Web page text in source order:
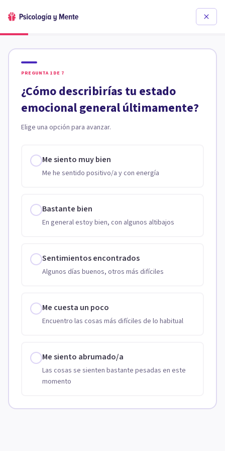
PREGUNTA 1 DE 7
¿Cómo describirías tu estado
emocional general últimamente?
Elige una opción para avanzar.
Me siento muy bien
Me he sentido positivo/a y con energía
Bastante bien
En general estoy bien, con algunos altibajos
Sentimientos encontrados
Algunos días buenos, otros más difíciles
Me cuesta un poco
Encuentro las cosas más difíciles de lo habitual
Me siento abrumado/a
Las cosas se sienten bastante pesadas en este
momento